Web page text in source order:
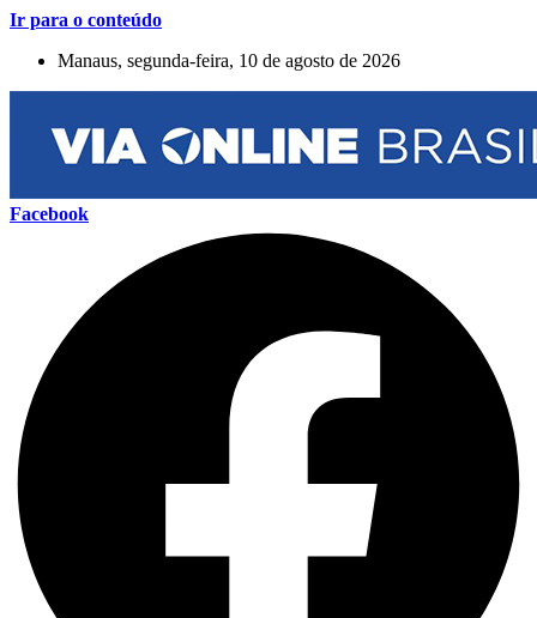
Ir para o conteúdo
Manaus, segunda-feira, 10 de agosto de 2026
Facebook